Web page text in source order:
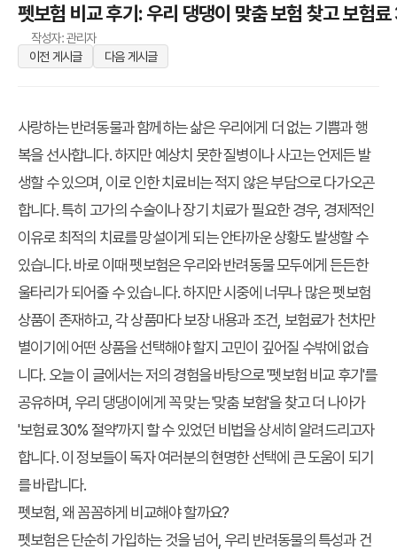
펫보험 비교 후기: 우리 댕댕이 맞춤 보험 찾고 보험
작성자: 관리자
이전 게시글
다음 게시글
사랑하는 반려동물과 함께하는 삶은 우리에게 더 없는 기쁨과 행
복을 선사합니다. 하지만 예상치 못한 질병이나 사고는 언제든 발
생할 수 있으며, 이로 인한 치료비는 적지 않은 부담으로 다가오곤
합니다. 특히 고가의 수술이나 장기 치료가 필요한 경우, 경제적인
이유로 최적의 치료를 망설이게 되는 안타까운 상황도 발생할 수
있습니다. 바로 이때 펫보험은 우리와 반려동물 모두에게 든든한
울타리가 되어줄 수 있습니다. 하지만 시중에 너무나 많은 펫보험
상품이 존재하고, 각 상품마다 보장 내용과 조건, 보험료가 천차만
별이기에 어떤 상품을 선택해야 할지 고민이 깊어질 수밖에 없습
니다. 오늘 이 글에서는 저의 경험을 바탕으로 '펫보험 비교 후기'를
공유하며, 우리 댕댕이에게 꼭 맞는 '맞춤 보험'을 찾고 더 나아가
'보험료 30% 절약'까지 할 수 있었던 비법을 상세히 알려드리고자
합니다. 이 정보들이 독자 여러분의 현명한 선택에 큰 도움이 되기
를 바랍니다.
펫보험, 왜 꼼꼼하게 비교해야 할까요?
펫보험은 단순히 가입하는 것을 넘어, 우리 반려동물의 특성과 건